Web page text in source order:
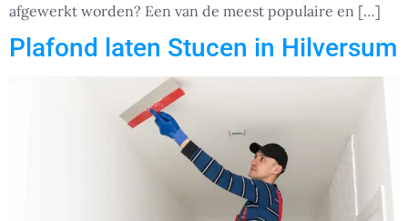
afgewerkt worden? Een van de meest populaire en […]
Plafond laten Stucen in Hilversum